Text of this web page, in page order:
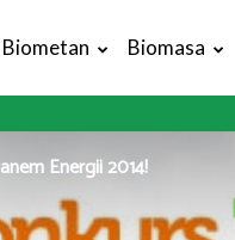
Biometan Biomasa
Energii 2014!